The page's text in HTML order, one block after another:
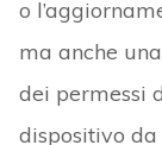
o
ma anche
dei permessi
dispositivo